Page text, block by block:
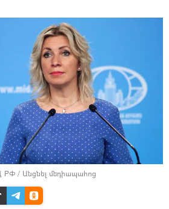
РФ / Անցնել մեդիապահոց